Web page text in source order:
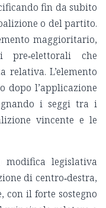
fin da subito
o del partito.
maggioritario,
che
relativa. L’elemento
dopo l’applicazione
i seggi tra i
vincente e le
legislativa
di centro‑destra,
con il forte sostegno